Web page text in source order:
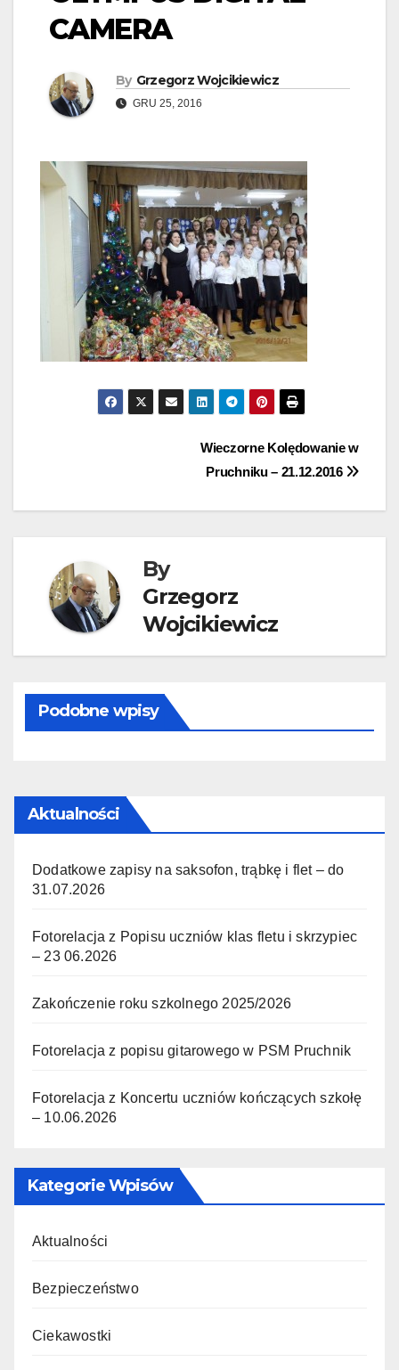
CAMERA
By Grzegorz Wojcikiewicz
GRU 25, 2016
Wieczorne Kolędowanie w
Pruchniku – 21.12.2016
By
Grzegorz
Wojcikiewicz
Podobne wpisy
Aktualności
Dodatkowe zapisy na saksofon, trąbkę i flet – do
31.07.2026
Fotorelacja z Popisu uczniów klas fletu i skrzypiec
– 23 06.2026
Zakończenie roku szkolnego 2025/2026
Fotorelacja z popisu gitarowego w PSM Pruchnik
Fotorelacja z Koncertu uczniów kończących szkołę
– 10.06.2026
Kategorie Wpisów
Aktualności
Bezpieczeństwo
Ciekawostki